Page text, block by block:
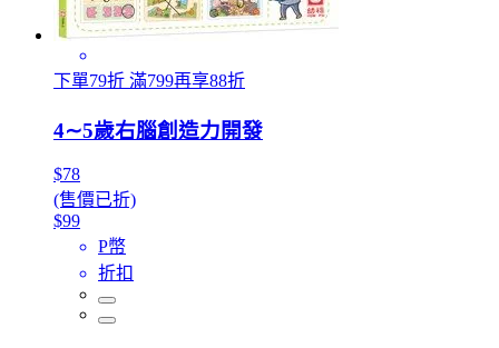
下單79折 滿799再享88折
4∼5歲右腦創造力開發
$78
(售價已折)
$99
P幣
折扣